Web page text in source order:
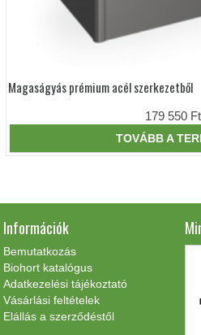
Magaságyás prémium acél szerkezetből
179 550 Ft
TOVÁBB A
ki
Információk
Bemutatkozás
Biohort katalógus
Adatkezelési tájékoztató
Vásárlási feltételek
Elállás a szerződéstől